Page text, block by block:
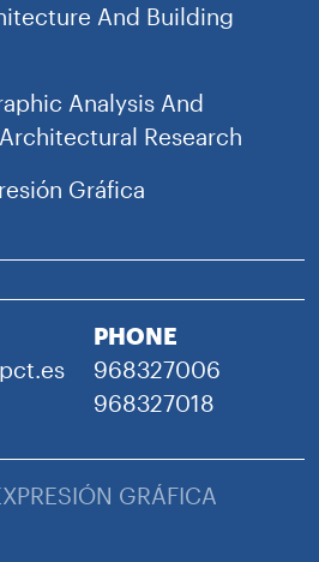
And Building
Analysis And
Research
Gráfica
PHONE
968327006
968327018
GRÁFICA